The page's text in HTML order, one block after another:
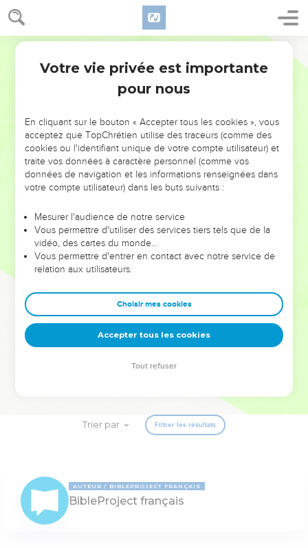
NE MANQUEZ PAS L’ÉVÉNEMENT
DE L’ANNÉE !
ET SI LEURS ERREURS POUVAIENT VOUS ÉVITER LES
VOTRES ?
leur foi ou leur vision. Mais on voit moins les doutes, les erreurs
et les saisons difficiles qu'ils ont traversés, alors même que ce
sont elles qui les ont façonnés.
Dans cette conférence, leaders, entrepreneurs, et responsables
clés pour avancer avec plus de sagesse afin que leurs erreurs
deviennent vos tremplins. Que vous guidiez un ministère, une
équipe, un groupe ou une famille, leur expérience est faite
pour vous.
Trier par Filtrer les résultats
AUTEUR BIBLEPROJECT FRANÇAIS
BibleProject français
Votre vie privée est importante
pour nous
En cliquant sur le bouton « Accepter tous les cookies », vous
acceptez que TopChrétien utilise des traceurs (comme des
cookies ou l'identifiant unique de votre compte utilisateur) et
traite vos données à caractère personnel (comme vos
données de navigation et les informations renseignées dans
votre compte utilisateur) dans les buts suivants :
Mesurer l'audience de notre service
Vous permettre d'utiliser des services tiers tels que de la
vidéo, des cartes du monde…
Vous permettre d'entrer en contact avec notre service de
relation aux utilisateurs.
Choisir mes cookies
Accepter tous les cookies
Tout refuser